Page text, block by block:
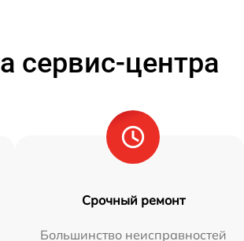
сервис-центра
Срочный ремонт
Большинство неисправностей